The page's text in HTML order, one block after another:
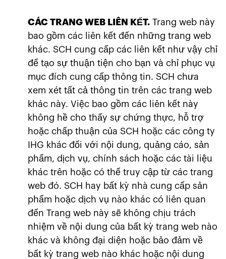
CÁC TRANG WEB LIÊN KẾT. Trang web này
bao gồm các liên kết đến những trang web
khác. SCH cung cấp các liên kết như vậy chỉ
để tạo sự thuận tiện cho bạn và chỉ phục vụ
mục đích cung cấp thông tin. SCH chưa
xem xét tất cả thông tin trên các trang web
khác này. Việc bao gồm các liên kết này
không hề cho thấy sự chứng thực, hỗ trợ
hoặc chấp thuận của SCH hoặc các công ty
IHG khác đối với nội dung, quảng cáo, sản
phẩm, dịch vụ, chính sách hoặc các tài liệu
khác trên hoặc có thể truy cập từ các trang
web đó. SCH hay bất kỳ nhà cung cấp sản
phẩm hoặc dịch vụ nào khác có liên quan
đến Trang web này sẽ không chịu trách
nhiệm về nội dung của bất kỳ trang web nào
khác và không đại diện hoặc bảo đảm về
bất kỳ trang web nào khác hoặc nội dung